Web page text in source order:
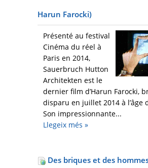
Harun Farocki)
Présenté au festival
Cinéma du réel à
Paris en 2014,
Sauerbruch Hutton
Architekten est le
dernier film d’Harun Farocki,
disparu en juillet 2014 à l’âge
Son impressionnante...
Llegeix més »
Des briques et des